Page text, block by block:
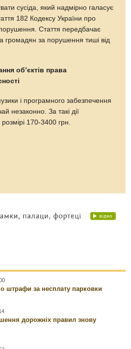
сусіда, який надмірно галасує
182 Кодексу України про
Стаття передбачає
за порушення тиші від
об’єктів права
і програмного забезпечення
незаконно. За такі дії
170-3400 грн.
штрафи за несплату парковки
дорожніх правил знову